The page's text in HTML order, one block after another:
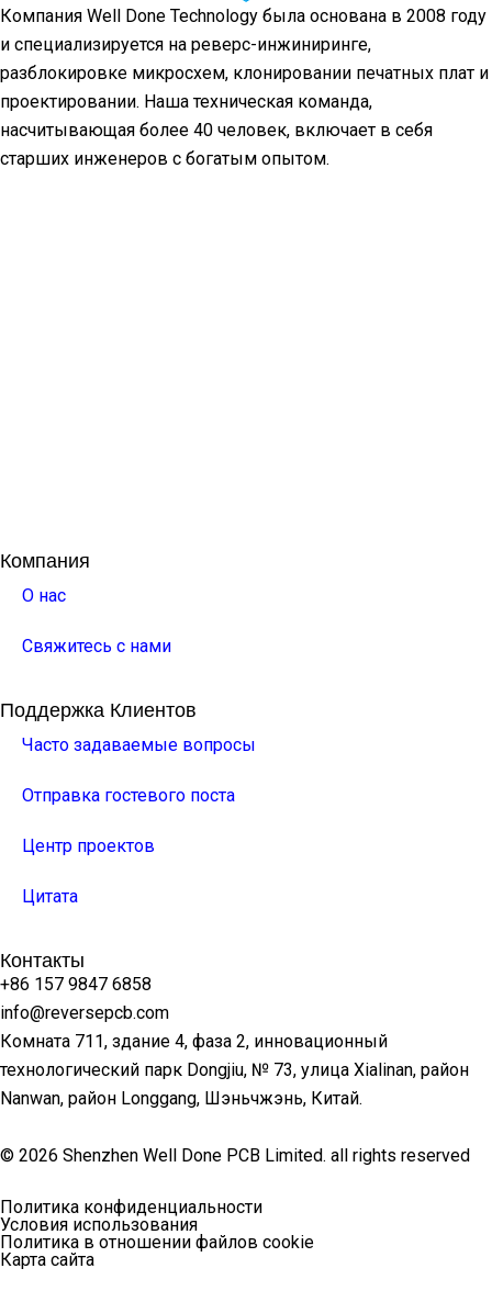
Компания Well Done Technology была основана в 2008 году
и специализируется на реверс-инжиниринге,
разблокировке микросхем, клонировании печатных плат и
проектировании. Наша техническая команда,
насчитывающая более 40 человек, включает в себя
старших инженеров с богатым опытом.
Компания
О нас
Свяжитесь с нами
Поддержка Клиентов
Часто задаваемые вопросы
Отправка гостевого поста
Центр проектов
Цитата
Контакты
+86 157 9847 6858
info@reversepcb.com
Комната 711, здание 4, фаза 2, инновационный
технологический парк Dongjiu, № 73, улица Xialinan, район
Nanwan, район Longgang, Шэньчжэнь, Китай.
© 2026 Shenzhen Well Done PCB Limited. all rights reserved
Политика конфиденциальности
Условия использования
Политика в отношении файлов cookie
Карта сайта